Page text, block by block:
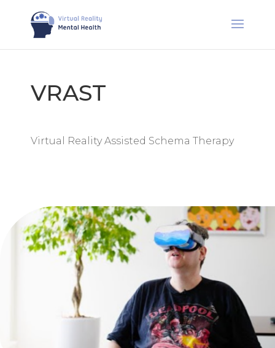
VRAST
Virtual Reality Assisted Schema Therapy